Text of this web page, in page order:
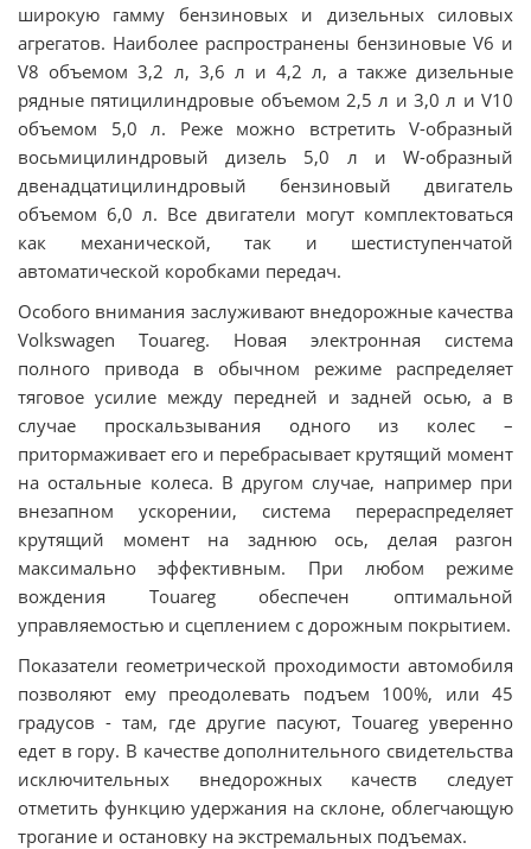
широкую гамму бензиновых и дизельных силовых
агрегатов. Наиболее распространены бензиновые V6 и
V8 объемом 3,2 л, 3,6 л и 4,2 л, а также дизельные
рядные пятицилиндровые объемом 2,5 л и 3,0 л и V10
объемом 5,0 л. Реже можно встретить V-образный
восьмицилиндровый дизель 5,0 л и W-образный
двенадцатицилиндровый бензиновый двигатель
объемом 6,0 л. Все двигатели могут комплектоваться
как механической, так и шестиступенчатой
автоматической коробками передач.
Особого внимания заслуживают внедорожные качества
Volkswagen Touareg. Новая электронная система
полного привода в обычном режиме распределяет
тяговое усилие между передней и задней осью, а в
случае проскальзывания одного из колес –
притормаживает его и перебрасывает крутящий момент
на остальные колеса. В другом случае, например при
внезапном ускорении, система перераспределяет
крутящий момент на заднюю ось, делая разгон
максимально эффективным. При любом режиме
вождения Touareg обеспечен оптимальной
управляемостью и сцеплением с дорожным покрытием.
Показатели геометрической проходимости автомобиля
позволяют ему преодолевать подъем 100%, или 45
градусов - там, где другие пасуют, Touareg уверенно
едет в гору. В качестве дополнительного свидетельства
исключительных внедорожных качеств следует
отметить функцию удержания на склоне, облегчающую
трогание и остановку на экстремальных подъемах.